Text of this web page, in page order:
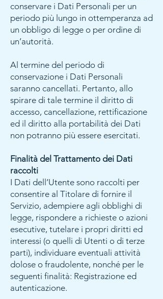
conservare i Dati Personali per un
periodo più lungo in ottemperanza ad
un obbligo di legge o per ordine di
un’autorità.
Al termine del periodo di
conservazione i Dati Personali
saranno cancellati. Pertanto, allo
spirare di tale termine il diritto di
accesso, cancellazione, rettificazione
ed il diritto alla portabilità dei Dati
non potranno più essere esercitati.
Finalità del Trattamento dei Dati
raccolti
I Dati dell’Utente sono raccolti per
consentire al Titolare di fornire il
Servizio, adempiere agli obblighi di
legge, rispondere a richieste o azioni
esecutive, tutelare i propri diritti ed
interessi (o quelli di Utenti o di terze
parti), individuare eventuali attività
dolose o fraudolente, nonché per le
seguenti finalità: Registrazione ed
autenticazione.